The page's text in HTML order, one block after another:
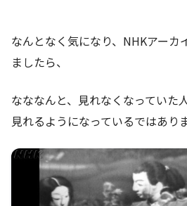
なんとなく気になり、NHKアーカ
ましたら、
なななんと、見れなくなっていた
見れるようになっているではあり